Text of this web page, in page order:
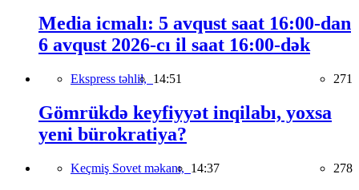
Media icmalı: 5 avqust saat 16:00-dan
6 avqust 2026-cı il saat 16:00-dək
Ekspress təhlil, 14:51 271
Gömrükdə keyfiyyət inqilabı, yoxsa
yeni bürokratiya?
Keçmiş Sovet məkanı, 14:37 278